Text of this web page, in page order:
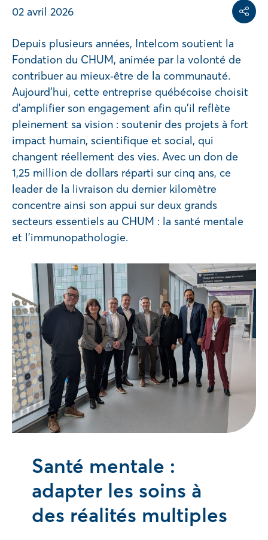
02 avril 2026
Depuis plusieurs années, Intelcom soutient la
Fondation du CHUM, animée par la volonté de
contribuer au mieux‑être de la communauté.
Aujourd’hui, cette entreprise québécoise choisit
d’amplifier son engagement afin qu’il reflète
pleinement sa vision : soutenir des projets à fort
impact humain, scientifique et social, qui
changent réellement des vies. Avec un don de
1,25 million de dollars réparti sur cinq ans, ce
leader de la livraison du dernier kilomètre
concentre ainsi son appui sur deux grands
secteurs essentiels au CHUM : la santé mentale
et l’immunopathologie.
Santé mentale :
adapter les soins à
des réalités multiples